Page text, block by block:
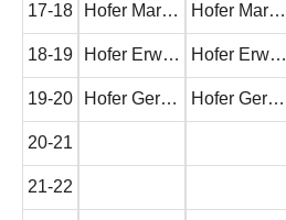
17-18
18-19
19-20
20-21
21-22
Hofer Mar…
Hofer Erw…
Hofer Ger…
Hofer Mar…
Hofer Erw…
Hofer Ger…